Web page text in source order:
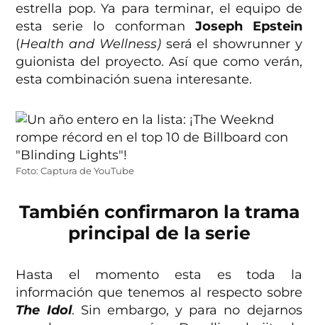
estrella pop. Ya para terminar, el equipo de
esta serie lo conforman Joseph Epstein
(Health and Wellness)será el showrunner y
guionista del proyecto. Así que como verán,
esta combinación suena interesante.
Foto: Captura de YouTube
También confirmaron la trama
principal de la serie
Hasta el momento esta es toda la
información que tenemos al respecto sobre
The Idol. Sin embargo, y para no dejarnos